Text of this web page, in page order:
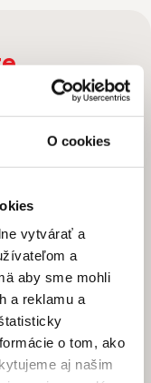
O cookies
vytvárať a
a
aby sme mohli
a reklamu a
o tom, ako
aj našim